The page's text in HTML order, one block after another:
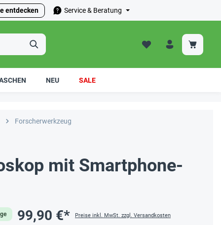
entdecken Service & Beratung
NEU SALE
Forscherwerkzeug
mit Smartphone-
99,90 €* Preise inkl. MwSt. zzgl. Versandkosten